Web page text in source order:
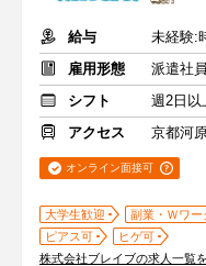
給与
雇用形態
派遣社員
シフト
週2日以
アクセス
京都河
オンライン面接可
大学生歓迎 副業・Ｗワー
ピアス可
ヒゲ可
株式会社ブレイブの求人一覧